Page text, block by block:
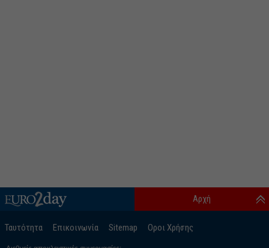
Ταυτότητα Επικοινωνία Sitemap Οροι Χρήσης
Αρχή